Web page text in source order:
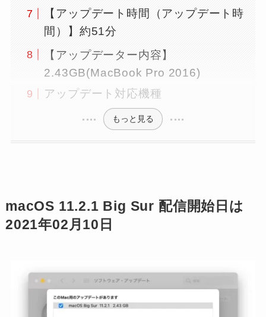
【アップデート時間（アップデート時
間）】約51分
【アップデーター内容】
2.43GB(MacBook Pro 2016)
アップデート対応機種
もっと見る
macOS 11.2.1 Big Sur 配信開始日は
2021年02月10日